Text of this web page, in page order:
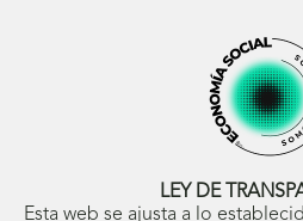
ventana
abrirá
en
ventana
nueva)
abrirá
en
ventana
nueva)
Blog
(se
en
LEY DE
Esta web se ajusta a lo